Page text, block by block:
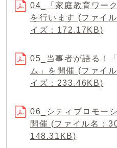
04_「家庭教育ワー
を行います (ファイ
イズ：172.17KB)
05_当事者が語る！
ム」を開催 (ファイ
イズ：233.46KB)
06_シティプロモー
開催 (ファイル名：
148.31KB)